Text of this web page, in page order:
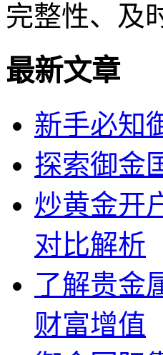
完整性、及
最新文章
新手必知
探索御金
炒黄金开
对比解析
了解贵金
财富增值